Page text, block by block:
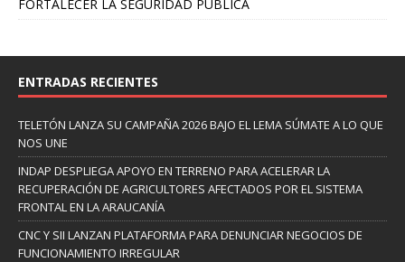
FORTALECER LA SEGURIDAD PÚBLICA
ENTRADAS RECIENTES
TELETÓN LANZA SU CAMPAÑA 2026 BAJO EL LEMA SÚMATE A LO QUE
NOS UNE
INDAP DESPLIEGA APOYO EN TERRENO PARA ACELERAR LA
RECUPERACIÓN DE AGRICULTORES AFECTADOS POR EL SISTEMA
FRONTAL EN LA ARAUCANÍA
CNC Y SII LANZAN PLATAFORMA PARA DENUNCIAR NEGOCIOS DE
FUNCIONAMIENTO IRREGULAR